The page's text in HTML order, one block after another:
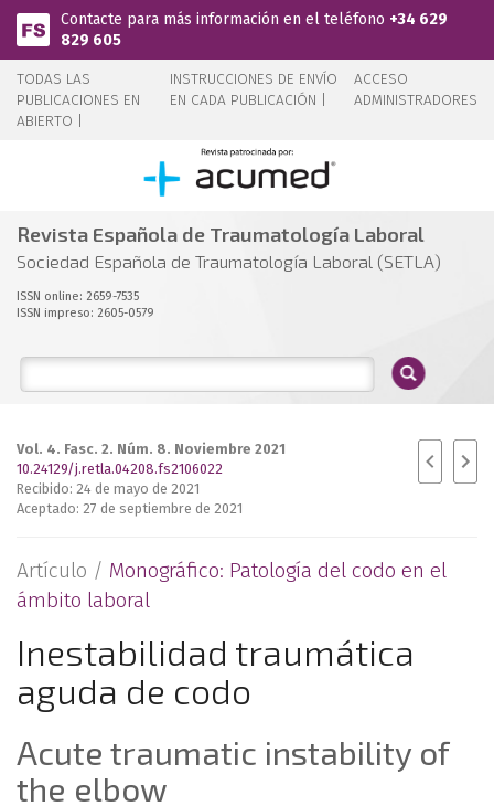
Pasar al contenido principal
Contacte para más información en el teléfono +34 629
829 605
TODAS LAS
PUBLICACIONES EN
ABIERTO |
INSTRUCCIONES DE ENVÍO
EN CADA PUBLICACIÓN |
ACCESO
ADMINISTRADORES
Revista Española de Traumatología Laboral
Sociedad Española de Traumatología Laboral (SETLA)
ISSN online: 2659-7535
ISSN impreso: 2605-0579
Vol. 4. Fasc. 2. Núm. 8. Noviembre 2021
10.24129/j.retla.04208.fs2106022
Recibido: 24 de mayo de 2021
Aceptado: 27 de septiembre de 2021
Artículo / Monográfico: Patología del codo en el
ámbito laboral
Inestabilidad traumática
aguda de codo
Acute traumatic instability of
the elbow